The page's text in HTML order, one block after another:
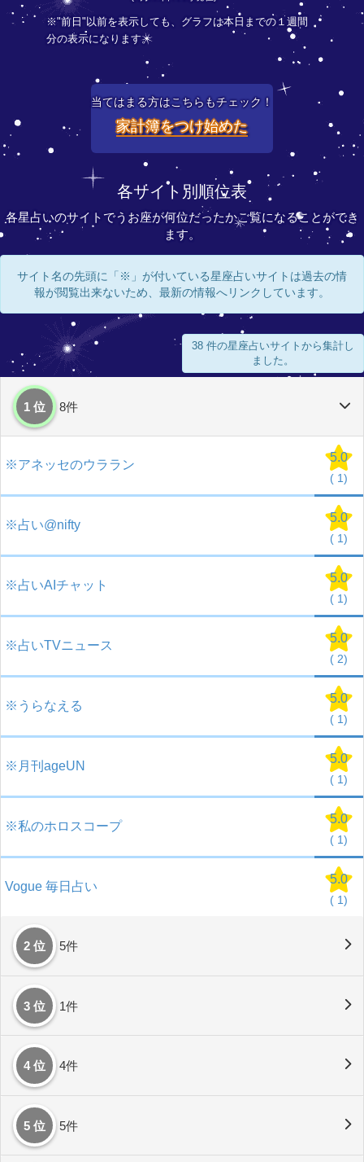
※"前日"以前を表示しても、グラフは本日までの１週間
分の表示になります。
当てはまる方はこちらもチェック！
家計簿をつけ始めた
各サイト別順位表
各星占いのサイトでうお座が何位だったかご覧になることができ
ます。
サイト名の先頭に「※」が付いている星座占いサイトは過去の情
報が閲覧出来ないため、最新の情報へリンクしています。
38 件の星座占いサイトから集計し
ました。
1 位 8件
※アネッセのウララン
5.0
( 1)
※占い@nifty
5.0
( 1)
※占いAIチャット
5.0
( 1)
※占いTVニュース
5.0
( 2)
※うらなえる
5.0
( 1)
※月刊ageUN
5.0
( 1)
※私のホロスコープ
5.0
( 1)
Vogue 毎日占い
5.0
( 1)
2 位 5件
3 位 1件
4 位 4件
5 位 5件